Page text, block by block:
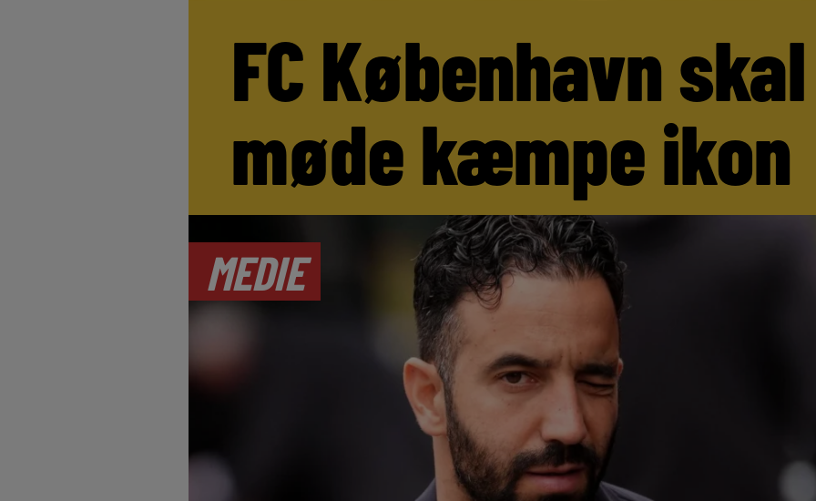
FC København skal
møde kæmpe ikon
MEDIE